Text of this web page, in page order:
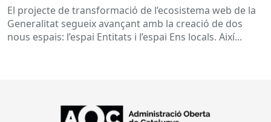
El projecte de transformació de l’ecosistema web de la
Generalitat segueix avançant amb la creació de dos
nous espais: l’espai Entitats i l’espai Ens locals. Així...